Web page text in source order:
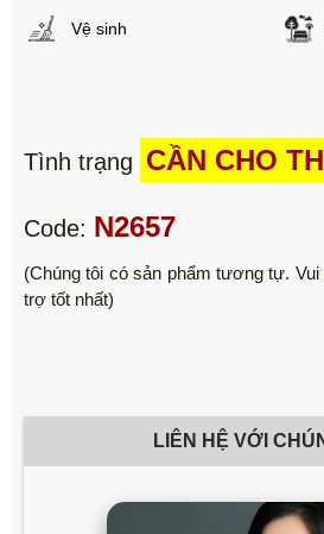
Vệ sinh
Tình trạng CẦN CHO
Code: N2657
(Chúng tôi có sản phẩm tương tự.
trợ tốt nhất)
LIÊN HỆ VỚI